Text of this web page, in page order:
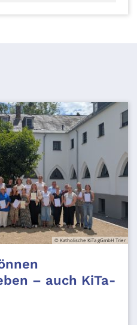
© Katholische KiTa gGmbH Trier
– auch KiTa-